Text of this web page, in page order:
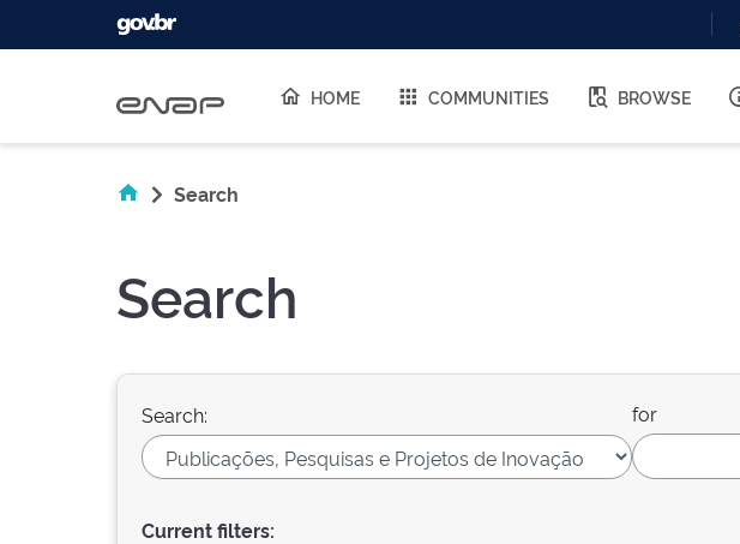
HOME COMMUNITIES BROWSE
Search
Search
Search: for
Current filters: